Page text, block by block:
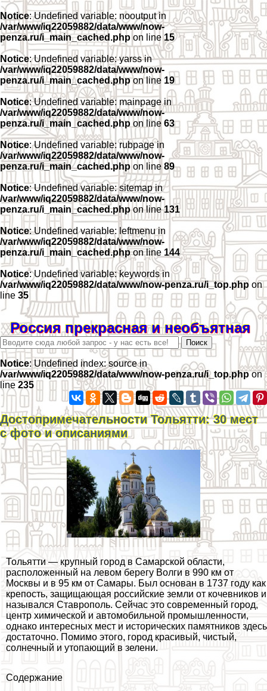
Notice: Undefined variable: nooutput in
/var/www/iq22059882/data/www/now-
penza.ru/i_main_cached.php on line 15
Notice: Undefined variable: yarss in
/var/www/iq22059882/data/www/now-
penza.ru/i_main_cached.phpon line 19
Notice: Undefined variable: mainpage in
/var/www/iq22059882/data/www/now-
penza.ru/i_main_cached.php on line 63
Notice: Undefined variable: rubpage in
/var/www/iq22059882/data/www/now-
penza.ru/i_main_cached.php on line 89
Notice: Undefined variable: sitemap in
/var/www/iq22059882/data/www/now-
penza.ru/i_main_cached.phpon line131
Notice: Undefined variable: leftmenu in
/var/www/iq22059882/data/www/now-
penza.ru/i_main_cached.phpon line 144
Notice: Undefined variable: keywords in
/var/www/iq22059882/data/www/now-penza.ru/i_top.php on
line 35
Россия прекрасная и необъятная
Notice: Undefined index: source in
/var/www/iq22059882/data/www/now-penza.ru/i_top.phpon
line 235
Достопримечательности Тольятти: 30 мест
с фото и описаниями
Тольятти — крупный город в Самарской области,
расположенный на левом берегу Волги в 990 км от
Москвы и в 95 км от Самары. Был основан в 1737 году как
крепость, защищающая российские земли от кочевников и
назывался Ставрополь. Сейчас это современный город,
центр химической и автомобильной промышленности,
однако интересных мест и исторических памятников здесь
достаточно. Помимо этого, город красивый, чистый,
солнечный и утопающий в зелени.
Содержание